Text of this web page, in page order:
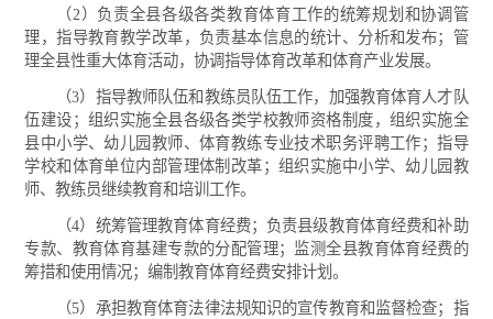
（2）负责全县各级各类教育体育工作的统筹规划和协调管
理，指导教育教学改革，负责基本信息的统计、分析和发布；管
理全县性重大体育活动，协调指导体育改革和体育产业发展。
（3）指导教师队伍和教练员队伍工作，加强教育体育人才队
伍建设；组织实施全县各级各类学校教师资格制度，组织实施全
县中小学、幼儿园教师、体育教练专业技术职务评聘工作；指导
学校和体育单位内部管理体制改革；组织实施中小学、幼儿园教
师、教练员继续教育和培训工作。
（4）统筹管理教育体育经费；负责县级教育体育经费和补助
专款、教育体育基建专款的分配管理；监测全县教育体育经费的
筹措和使用情况；编制教育体育经费安排计划。
（5）承担教育体育法律法规知识的宣传教育和监督检查；指